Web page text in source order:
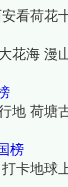
看荷花
花海 漫
地 荷塘
榜
卡地球